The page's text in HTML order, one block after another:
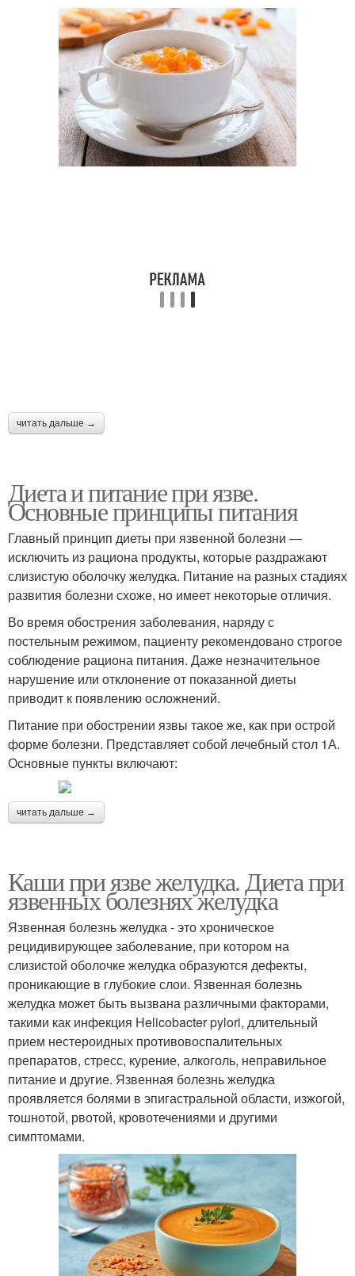
читать дальше →
Диета и питание при язве.
Основные принципы питания
Главный принцип диеты при язвенной болезни —
исключить из рациона продукты, которые раздражают
слизистую оболочку желудка. Питание на разных стадиях
развития болезни схоже, но имеет некоторые отличия.
Во время обострения заболевания, наряду с
постельным режимом, пациенту рекомендовано строгое
соблюдение рациона питания. Даже незначительное
нарушение или отклонение от показанной диеты
приводит к появлению осложнений.
Питание при обострении язвы такое же, как при острой
форме болезни. Представляет собой лечебный стол 1А.
Основные пункты включают:
читать дальше →
Каши при язве желудка. Диета при
язвенных болезнях желудка
Язвенная болезнь желудка - это хроническое
рецидивирующее заболевание, при котором на
слизистой оболочке желудка образуются дефекты,
проникающие в глубокие слои. Язвенная болезнь
желудка может быть вызвана различными факторами,
такими как инфекция Helicobacter pylori, длительный
прием нестероидных противовоспалительных
препаратов, стресс, курение, алкоголь, неправильное
питание и другие. Язвенная болезнь желудка
проявляется болями в эпигастральной области, изжогой,
тошнотой, рвотой, кровотечениями и другими
симптомами.